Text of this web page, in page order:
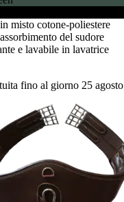
misto cotone-poliestere
del sudore
e lavabile in lavatrice
fino al giorno 25 agosto